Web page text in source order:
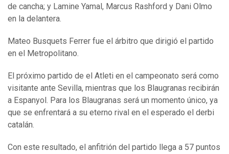
de cancha; y Lamine Yamal, Marcus Rashford y Dani Olmo
en la delantera.
Mateo Busquets Ferrer fue el árbitro que dirigió el partido
en el Metropolitano.
El próximo partido de el Atleti en el campeonato será como
visitante ante Sevilla, mientras que los Blaugranas recibirán
a Espanyol. Para los Blaugranas será un momento único, ya
que se enfrentará a su eterno rival en el esperado el derbi
catalán.
Con este resultado, el anfitrión del partido llega a 57 puntos